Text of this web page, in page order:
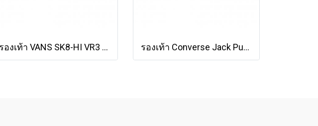
รองเท้า VANS SK8-HI VR3 - Black/Marshmallow [VN0005UN1KP] รองเท้า Converse Jack Purcell Cotton Ox - White [164057CWW]